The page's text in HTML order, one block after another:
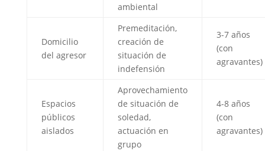
ambiental
Domicilio
del agresor
Premeditación,
creación de
situación de
indefensión
3-7 años
(con
agravantes)
Espacios
públicos
aislados
Aprovechamiento
de situación de
soledad,
actuación en
grupo
4-8 años
(con
agravantes)